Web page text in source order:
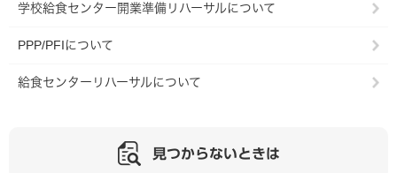
学校給食センター開業準備リハーサルについて
PPP/PFIについて
給食センターリハーサルについて
見つからないときは